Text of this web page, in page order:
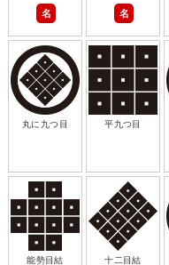
名 名
丸に九つ目 平九つ目
能勢目結 十二目結